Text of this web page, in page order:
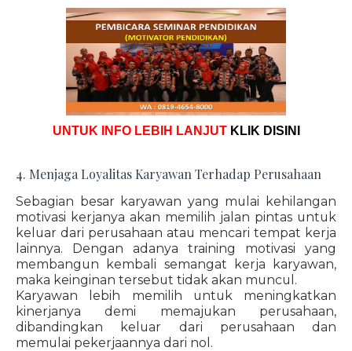
UNTUK INFO LEBIH LANJUT KLIK DISINI
4. Menjaga Loyalitas Karyawan Terhadap Perusahaan
Sebagian besar karyawan yang mulai kehilangan
motivasi kerjanya akan memilih jalan pintas untuk
keluar dari perusahaan atau mencari tempat kerja
lainnya. Dengan adanya training motivasi yang
membangun kembali semangat kerja karyawan,
maka keinginan tersebut tidak akan muncul.
Karyawan lebih memilih untuk meningkatkan
kinerjanya demi memajukan perusahaan,
dibandingkan keluar dari perusahaan dan
memulai pekerjaannya dari nol.